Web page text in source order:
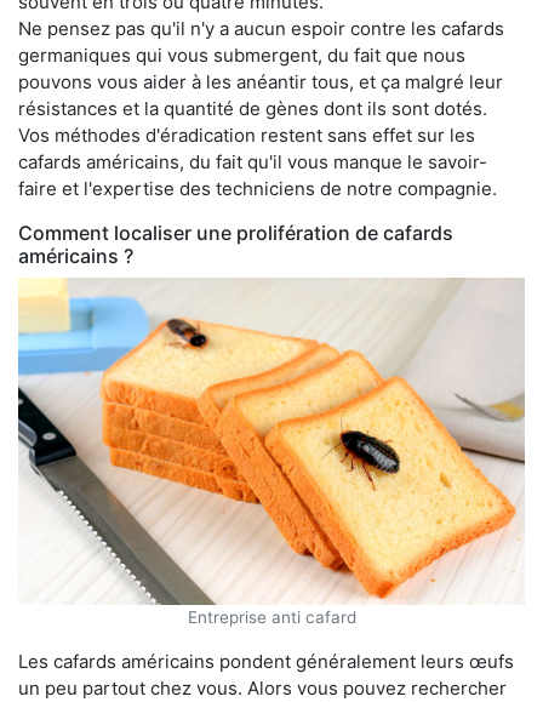
Ne pensez pas qu'il n'y a aucun espoir contre les cafards
germaniques qui vous submergent, du fait que nous
pouvons vous aider à les anéantir tous, et ça malgré leur
résistances et la quantité de gènes dont ils sont dotés.
Vos méthodes d'éradication restent sans effet sur les
cafards américains, du fait qu'il vous manque le savoir-
faire et l'expertise des techniciens de notre compagnie.
Comment localiser une prolifération de cafards
américains ?
Entreprise anti cafard
Les cafards américains pondent généralement leurs œufs
un peu partout chez vous. Alors vous pouvez rechercher